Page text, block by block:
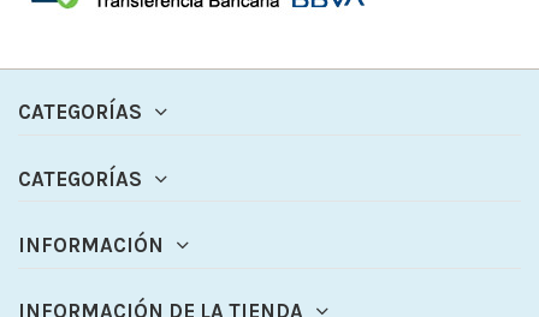
CATEGORÍAS
CATEGORÍAS
INFORMACIÓN
INFORMACIÓN DE LA TIENDA